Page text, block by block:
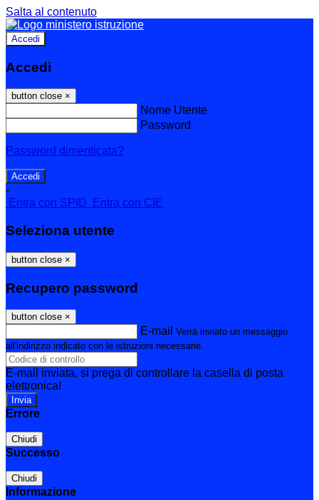
Salta al contenuto
Accedi
Accedi
button close ×
Nome Utente
Password
Password dimenticata?
-
Entra con SPID
Entra con CIE
Seleziona utente
button close ×
Recupero password
button close ×
E-mail Verrà inviato un messaggio
all'indirizzo indicato con le istruzioni necessarie.
E-mail inviata, si prega di controllare la casella di posta
elettronica!
Errore
Chiudi
Successo
Chiudi
Informazione